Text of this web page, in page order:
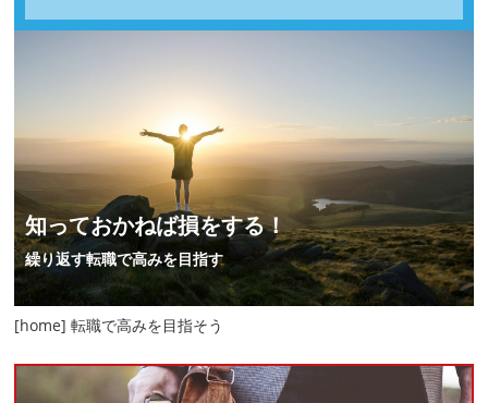
知っておかねば損をする！
繰り返す転職で高みを目指す
[home] 転職で高みを目指そう